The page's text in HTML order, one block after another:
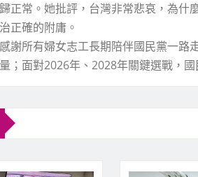
正常。她批評，台灣非常悲哀，為什
正確的附庸。
謝所有婦女志工長期陪伴國民黨一
；面對2026年、2028年關鍵選戰，